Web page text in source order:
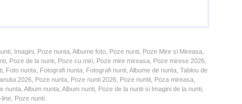
Imagini, Poze nunta, Albume foto, Poze nunti, Poze Mire si Mireasa,
Poze de la nunti, Poze cu miri, Poze mire mireasa, Poze mirese 2026,
Foto nunta, Fotografi nunta, Fotografi nunti, Albume de nunta, Tablou de
2026, Poze nunta, Poze nunti 2026, Poze nuntii, Poza mireasa,
nunta, Album nunta, Album nunti, Poze de la nunti si Imagini de la nunti,
Poze nunti.